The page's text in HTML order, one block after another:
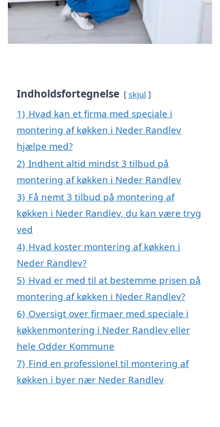
Indholdsfortegnelse skjul
1) Hvad kan et firma med speciale i
montering af køkken i Neder Randlev
hjælpe med?
2) Indhent altid mindst 3 tilbud på
montering af køkken i Neder Randlev
3) Få nemt 3 tilbud på montering af
køkken i Neder Randlev, du kan være tryg
ved
4) Hvad koster montering af køkken i
Neder Randlev?
5) Hvad er med til at bestemme prisen på
montering af køkken i Neder Randlev?
6) Oversigt over firmaer med speciale i
køkkenmontering i Neder Randlev eller
hele Odder Kommune
7) Find en professionel til montering af
køkken i byer nær Neder Randlev